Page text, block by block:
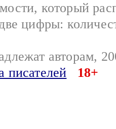
который
цифры:
авторам,
писателей
18+